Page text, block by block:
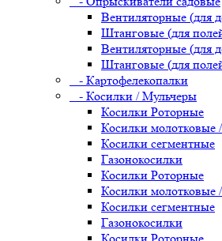
Вентиляторные (для
Штанговые (для
Вентиляторные (для
Штанговые (для
- Картофелекопалки
- Косилки / Мульчеры
Косилки Роторные
Косилки молотковые
Косилки сегментные
Газонокосилки
Косилки Роторные
Косилки молотковые
Косилки сегментные
Газонокосилки